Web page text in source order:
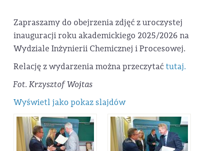
Zapraszamy do obejrzenia zdjęć z uroczystej
inauguracji roku akademickiego 2025/2026 na
Wydziale Inżynierii Chemicznej i Procesowej.
Relację z wydarzenia można przeczytaćtutaj.
Fot. Krzysztof Wojtas
Wyświetl jako pokaz slajdów